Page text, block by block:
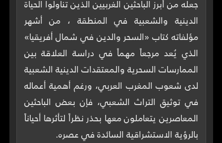
جعله من أبرز الباحثين الغربيين الذين تناولوا الحياة
الدينية والشعبية في المنطقة ، من أشهر
مؤلفاته كتاب «السحر والدين في شمال أفريقيا»
الذي يُعد مرجعاً مهماً في دراسة العلاقة بين
الممارسات السحرية والمعتقدات الدينية الشعبية
لدى شعوب المغرب العربي، ورغم أهمية أعماله
في توثيق التراث الشعبي، فإن بعض الباحثين
المعاصرين يتعاملون معها بحذر نظراً لتأثرها أحياناً
بالرؤية الاستشراقية السائدة في عصره.